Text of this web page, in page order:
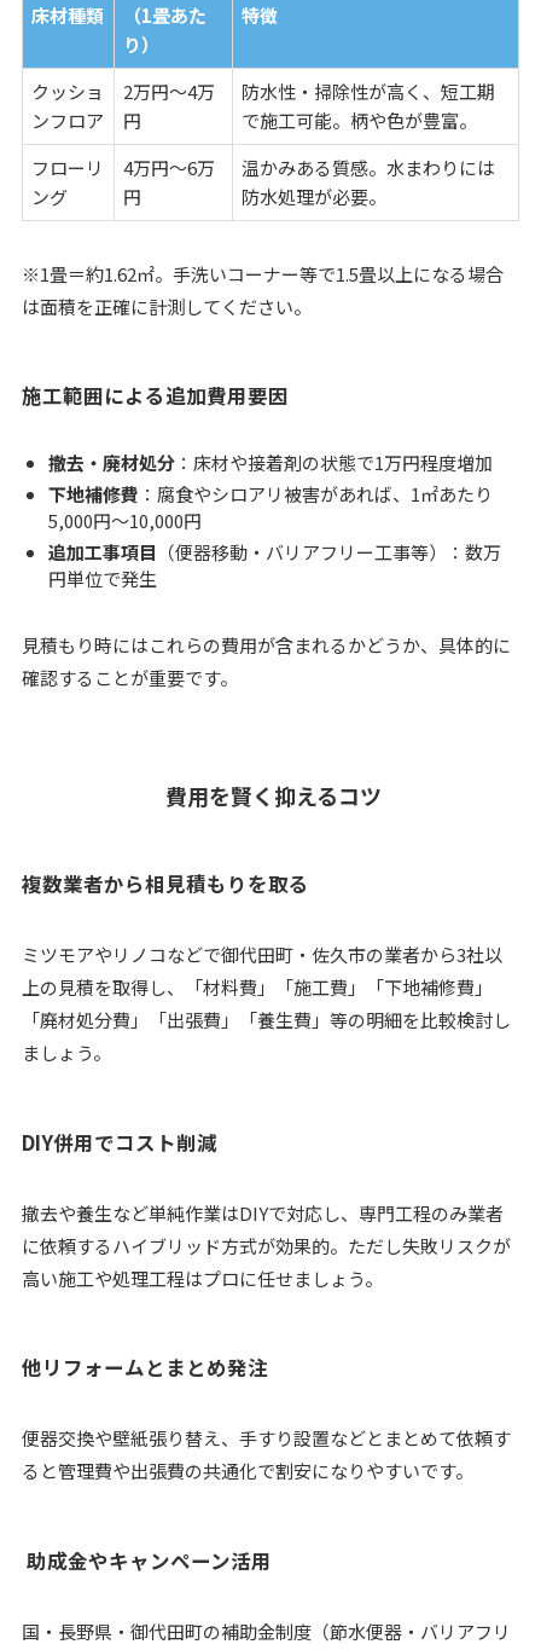
床材種類
（1畳あた
り）
特徴
クッショ
ンフロア
2万円～4万
円
防水性・掃除性が高く、短工期
で施工可能。柄や色が豊富。
フローリ
ング
4万円～6万
円
温かみある質感。水まわりには
防水処理が必要。
※1畳＝約1.62㎡。手洗いコーナー等で1.5畳以上になる場合
は面積を正確に計測してください。
施工範囲による追加費用要因
撤去・廃材処分 ：床材や接着剤の状態で1万円程度増加
下地補修費 ：腐食やシロアリ被害があれば、1㎡あたり
5,000円～10,000円
追加工事項目 （便器移動・バリアフリー工事等）：数万
円単位で発生
見積もり時にはこれらの費用が含まれるかどうか、具体的に
確認することが重要です。
費用を賢く抑えるコツ
複数業者から相見積もりを取る
ミツモアやリノコなどで御代田町・佐久市の業者から3社以
上の見積を取得し、「材料費」「施工費」「下地補修費」
「廃材処分費」「出張費」「養生費」等の明細を比較検討し
ましょう。
DIY併用でコスト削減
撤去や養生など単純作業はDIYで対応し、専門工程のみ業者
に依頼するハイブリッド方式が効果的。ただし失敗リスクが
高い施工や処理工程はプロに任せましょう。
他リフォームとまとめ発注
便器交換や壁紙張り替え、手すり設置などとまとめて依頼す
ると管理費や出張費の共通化で割安になりやすいです。
助成金やキャンペーン活用
国・長野県・御代田町の補助金制度（節水便器・バリアフリ